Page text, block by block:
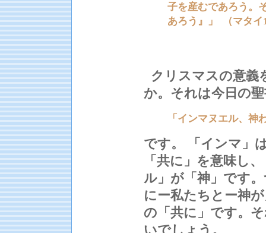
子を産むであろう。
あろう』」 （マタイ
クリスマスの意義
か。それは今日の
「インマヌエル、神
です。 「インマ」
「共に」を意味し
ル」が「神」です
にー私たちとー神
の「共に」です。
いでしょう。